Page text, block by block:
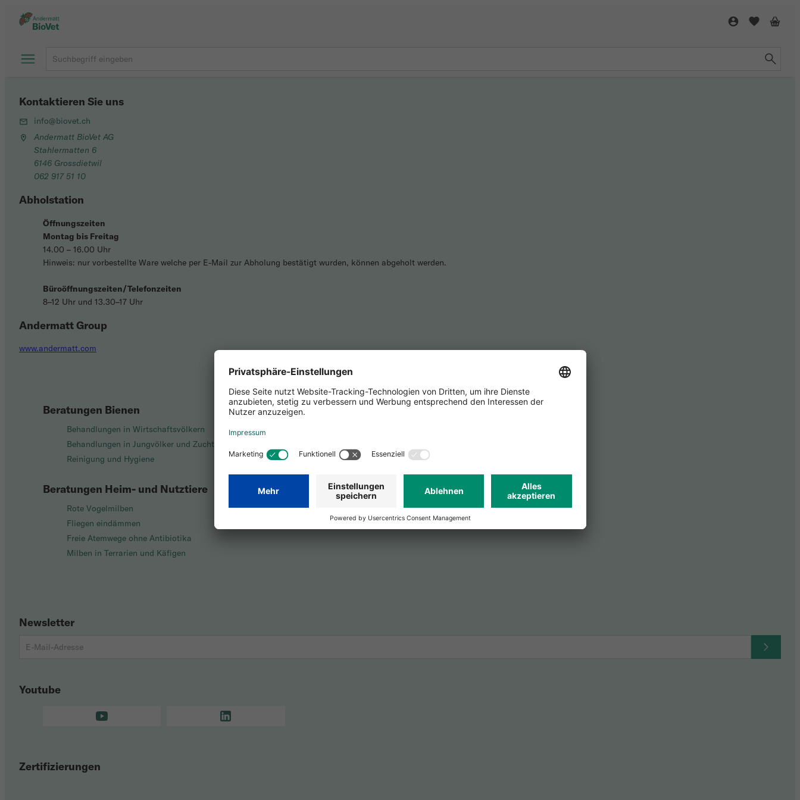
Beratungen Bienen
Behandlungen in Wirtschaftsvölkern
Behandlungen in Jungvölker und Zucht
Reinigung und Hygiene
Beratungen Heim- und Nutztiere
Rote Vogelmilben
Fliegen eindämmen
Freie Atemwege ohne Antibiotika
Milben in Terrarien und Käfigen
Newsletter
Youtube
Zertifizierungen
Kontaktieren Sie uns
info@biovet.ch
Andermatt BioVet AG
Stahlermatten 6
6146 Grossdietwil
062 917 51 10
Abholstation
Öffnungszeiten
Montag bis Freitag
14.00 – 16.00 Uhr
Hinweis: nur vorbestellte Ware welche per E-Mail zur Abholung bestätigt wurden, können abgeholt werden.
Büroöffnungszeiten/Telefonzeiten
8–12 Uhr und 13.30–17 Uhr
Andermatt Group
www.andermatt.com